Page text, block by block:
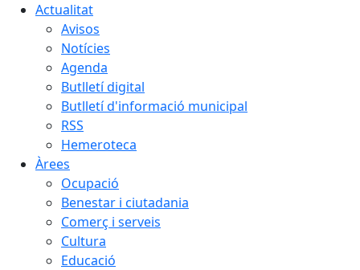
Actualitat
Avisos
Notícies
Agenda
Butlletí digital
Butlletí d'informació municipal
RSS
Hemeroteca
Àrees
Ocupació
Benestar i ciutadania
Comerç i serveis
Cultura
Educació